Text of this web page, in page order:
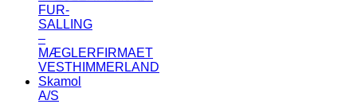
FUR-
SALLING
–
MÆGLERFIRMAET
VESTHIMMERLAND
Skamol
A/S